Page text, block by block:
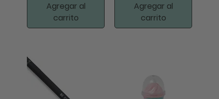
Agregar al
carrito
Agregar al
carrito